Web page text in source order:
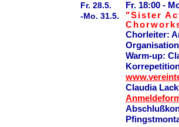
Fr. 28.5.
-Mo. 31.5.
Fr. 18:00 -
"Sister
Chorleiter:
Warm-up:
Claudia